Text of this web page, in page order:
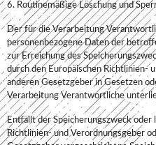
6. Routinemäßige Löschung und
Der für die Verarbeitung
personenbezogene Daten der
zur Erreichung des
durch den Europäischen Richtlinien-
anderen Gesetzgeber in Gesetzen
Verarbeitung Verantwortliche
Entfällt der Speicherungszweck oder
Richtlinien- und Verordnungsgeber